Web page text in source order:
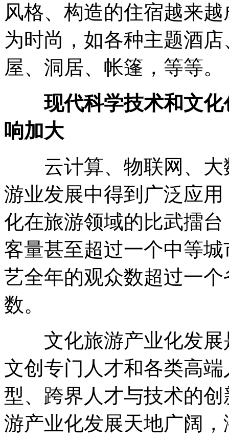
风格、构造的住宿越来
为时尚，如各种主题酒
屋、洞居、帐篷，等等。
现代科学技术和文
响加大
云计算、物联网、大
游业发展中得到广泛应
化在旅游领域的比武擂
客量甚至超过一个中等
艺全年的观众数超过一
数。
文化旅游产业化发展
文创专门人才和各类高
型、跨界人才与技术的
游产业化发展天地广阔